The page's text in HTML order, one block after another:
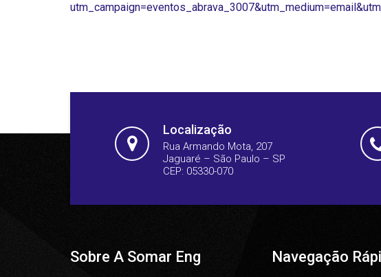
Localização
Rua Armando Mota, 207
Jaguaré – São Paulo – SP
CEP: 05330-070
Sobre A Somar Eng Navegação